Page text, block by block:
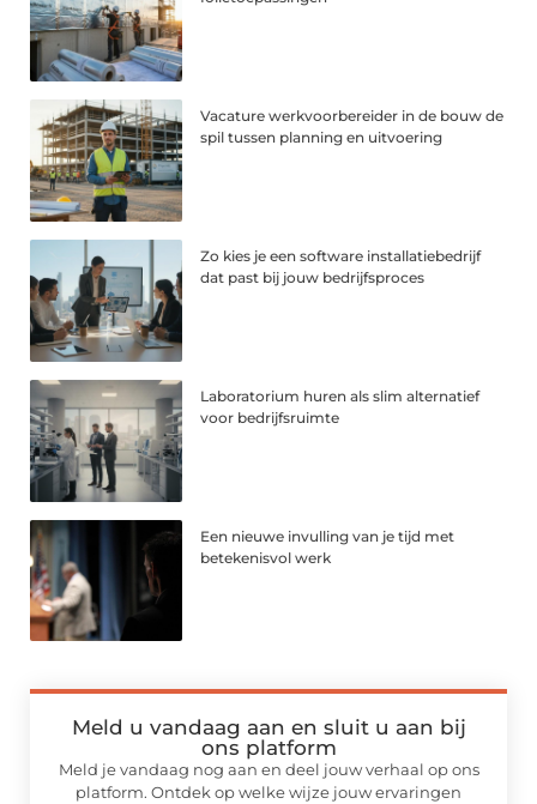
Vacature werkvoorbereider in de bouw de
spil tussen planning en uitvoering
Zo kies je een software installatiebedrijf
dat past bij jouw bedrijfsproces
Laboratorium huren als slim alternatief
voor bedrijfsruimte
Een nieuwe invulling van je tijd met
betekenisvol werk
Meld u vandaag aan en sluit u aan bij
ons platform
Meld je vandaag nog aan en deel jouw verhaal op ons
platform. Ontdek op welke wijze jouw ervaringen